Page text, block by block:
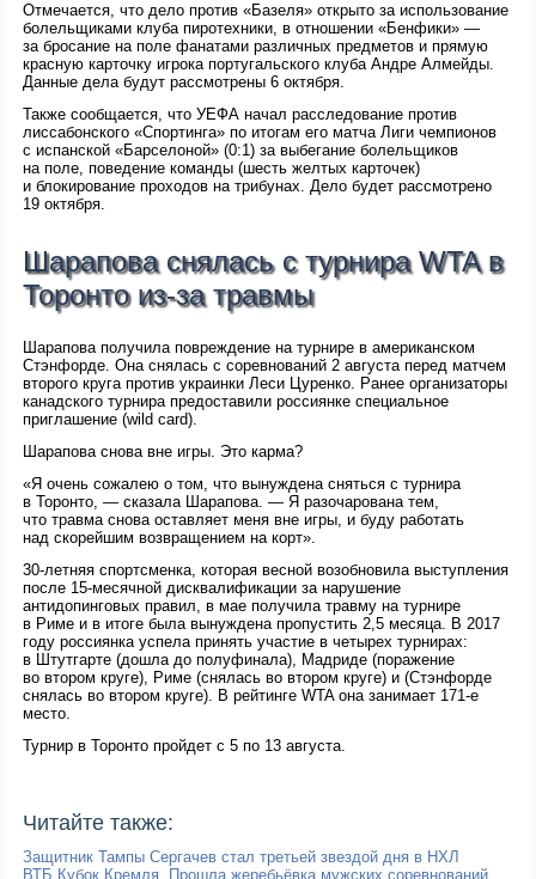
Отмечается, что дело против «Базеля» открыто за использование
болельщиками клуба пиротехники, в отношении «Бенфики» —
за бросание на поле фанатами различных предметов и прямую
красную карточку игрока португальского клуба Андре Алмейды.
Данные дела будут рассмотрены 6 октября.
Также сообщается, что УЕФА начал расследование против
лиссабонского «Спортинга» по итогам его матча Лиги чемпионов
с испанской «Барселоной» (0:1) за выбегание болельщиков
на поле, поведение команды (шесть желтых карточек)
и блокирование проходов на трибунах. Дело будет рассмотрено
19 октября.
Шарапова снялась с турнира WTA в
Торонто из-за травмы
Шарапова получила повреждение на турнире в американском
Стэнфорде. Она снялась с соревнований 2 августа перед матчем
второго круга против украинки Леси Цуренко. Ранее организаторы
канадского турнира предоставили россиянке специальное
приглашение (wild card).
Шарапова снова вне игры. Это карма?
«Я очень сожалею о том, что вынуждена сняться с турнира
в Торонто, — сказала Шарапова. — Я разочарована тем,
что травма снова оставляет меня вне игры, и буду работать
над скорейшим возвращением на корт».
30-летняя спортсменка, которая весной возобновила выступления
после 15-месячной дисквалификации за нарушение
антидопинговых правил, в мае получила травму на турнире
в Риме и в итоге была вынуждена пропустить 2,5 месяца. В 2017
году россиянка успела принять участие в четырех турнирах:
в Штутгарте (дошла до полуфинала), Мадриде (поражение
во втором круге), Риме (снялась во втором круге) и (Стэнфорде
снялась во втором круге). В рейтинге WTA она занимает 171-е
место.
Турнир в Торонто пройдет с 5 по 13 августа.
Читайте также:
Защитник Тампы Сергачев стал третьей звездой дня в НХЛ
ВТБ Кубок Кремля. Прошла жеребьёвка мужских соревнований